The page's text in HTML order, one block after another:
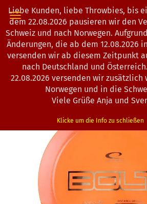
Liebe Kunden, liebe Throwbies, bis
dem 22.08.2026 pausieren wir den
Schweiz und nach Norwegen.
Änderungen, die ab dem 12.08.2026
versenden wir ab diesem Zeitpunkt
nach Deutschland und
22.08.2026 versenden wir zusätzlich
Norwegen und in die
Viele Grüße Anja und
Klicke um die Info zu schließen
« Erster « zurück weiter »
Letzter »
Artikel in dieser Kategorie
Latitude 64° | Bolt | Opto Air
* (Art.Nr.:0200079